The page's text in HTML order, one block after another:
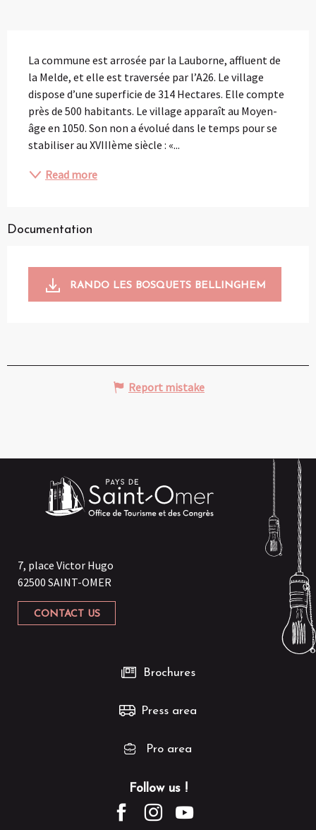
La commune est arrosée par la Lauborne, affluent de
la Melde, et elle est traversée par l’A26. Le village
dispose d’une superficie de 314 Hectares. Elle compte
près de 500 habitants. Le village apparaît au Moyen-
âge en 1050. Son non a évolué dans le temps pour se
stabiliser au XVIIIème siècle : «...
Read more
Documentation
RANDO LES BOSQUETS BELLINGHEM
Report mistake
7, place Victor Hugo
62500 SAINT-OMER
CONTACT US
Follow us !
Brochures
Press area
Pro area